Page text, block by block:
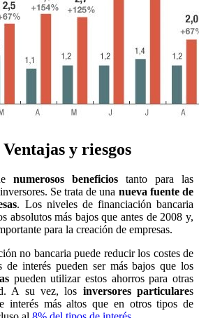
y riesgos
numerosos beneficios tanto para las
Se trata de una nueva fuente de
. Los niveles de financiación bancaria
absolutos más bajos que antes de 2008 y,
para la creación de empresas.
no bancaria puede reducir los costes de
de interés pueden ser más bajos que los
pueden utilizar estos ahorros para otras
A su vez, los inversores particulares
interés más altos que en otros tipos de